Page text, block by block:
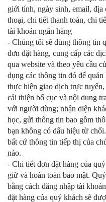
giới tính, ngày sinh, email, địa
thoại, chi tiết thanh toán, chi
tài khoản ngân hàng
- Chúng tôi sẽ dùng thông tin
đơn đặt hàng, cung cấp các
qua website và theo yêu cầu
dụng các thông tin đó để
thực hiện giao dịch trực
cải thiện bố cục và nội dung
với người dùng; nhận diện
học, gửi thông tin bao gồm
bạn không có dấu hiệu từ
bất cứ thông tin tiếp thị của
nào.
- Chi tiết đơn đặt hàng của
giữ và hoàn toàn bảo mật.
bằng cách đăng nhập tài
đặt hàng của quý khách sẽ